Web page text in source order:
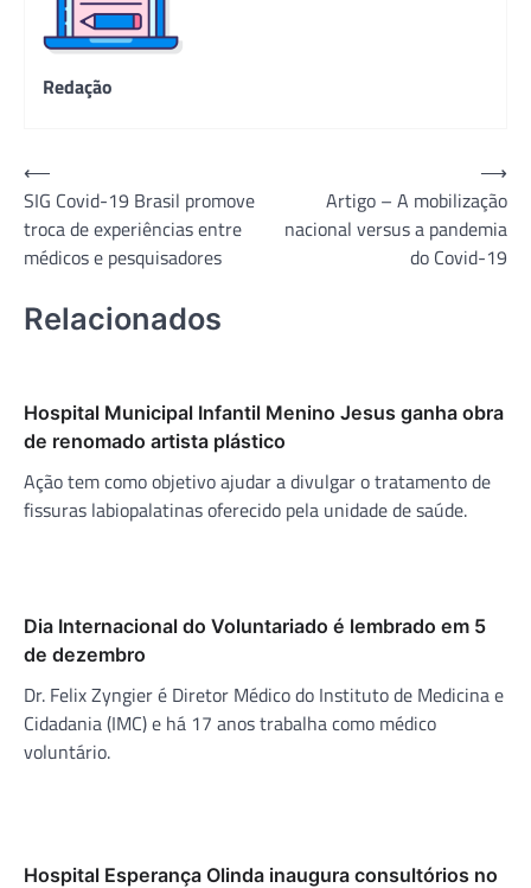
Redação
Navegação
de
Post
⟵
SIG Covid-19 Brasil promove
troca de experiências entre
médicos e pesquisadores
Artigo – A mobilização
nacional versus a pandemia
do Covid-19
⟶
Relacionados
Hospital Municipal Infantil Menino Jesus ganha obra
de renomado artista plástico
Ação tem como objetivo ajudar a divulgar o tratamento de
fissuras labiopalatinas oferecido pela unidade de saúde.
Dia Internacional do Voluntariado é lembrado em 5
de dezembro
Dr. Felix Zyngier é Diretor Médico do Instituto de Medicina e
Cidadania (IMC) e há 17 anos trabalha como médico
voluntário.
Hospital Esperança Olinda inaugura consultórios no